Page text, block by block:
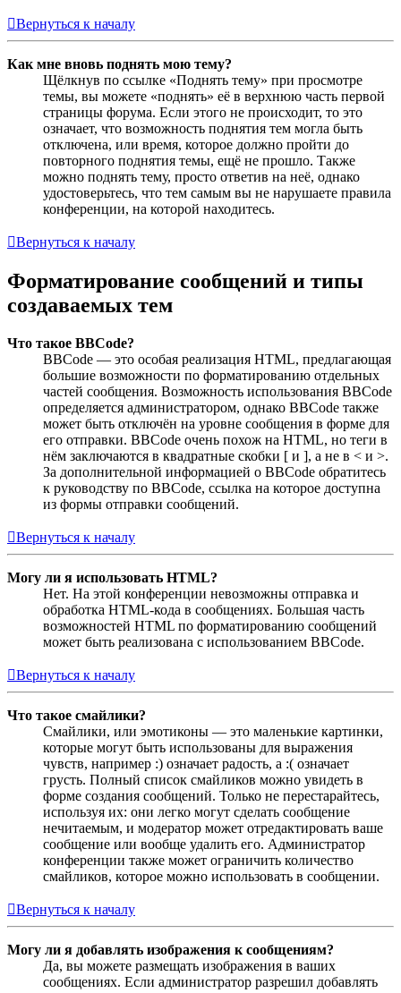
Вернуться к началу
Как мне вновь поднять мою тему?
Щёлкнув по ссылке «Поднять тему» при просмотре
темы, вы можете «поднять» её в верхнюю часть первой
страницы форума. Если этого не происходит, то это
означает, что возможность поднятия тем могла быть
отключена, или время, которое должно пройти до
повторного поднятия темы, ещё не прошло. Также
можно поднять тему, просто ответив на неё, однако
удостоверьтесь, что тем самым вы не нарушаете правила
конференции, на которой находитесь.
Вернуться к началу
Форматирование сообщений и типы
создаваемых тем
Что такое BBCode?
BBCode — это особая реализация HTML, предлагающая
большие возможности по форматированию отдельных
частей сообщения. Возможность использования BBCode
определяется администратором, однако BBCode также
может быть отключён на уровне сообщения в форме для
его отправки. BBCode очень похож на HTML, но теги в
нём заключаются в квадратные скобки [ и ], а не в < и >.
За дополнительной информацией о BBCode обратитесь
к руководству по BBCode, ссылка на которое доступна
из формы отправки сообщений.
Вернуться к началу
Могу ли я использовать HTML?
Нет. На этой конференции невозможны отправка и
обработка HTML-кода в сообщениях. Большая часть
возможностей HTML по форматированию сообщений
может быть реализована с использованием BBCode.
Вернуться к началу
Что такое смайлики?
Смайлики, или эмотиконы — это маленькие картинки,
которые могут быть использованы для выражения
чувств, например :) означает радость, а :( означает
грусть. Полный список смайликов можно увидеть в
форме создания сообщений. Только не перестарайтесь,
используя их: они легко могут сделать сообщение
нечитаемым, и модератор может отредактировать ваше
сообщение или вообще удалить его. Администратор
конференции также может ограничить количество
смайликов, которое можно использовать в сообщении.
Вернуться к началу
Могу ли я добавлять изображения к сообщениям?
Да, вы можете размещать изображения в ваших
сообщениях. Если администратор разрешил добавлять